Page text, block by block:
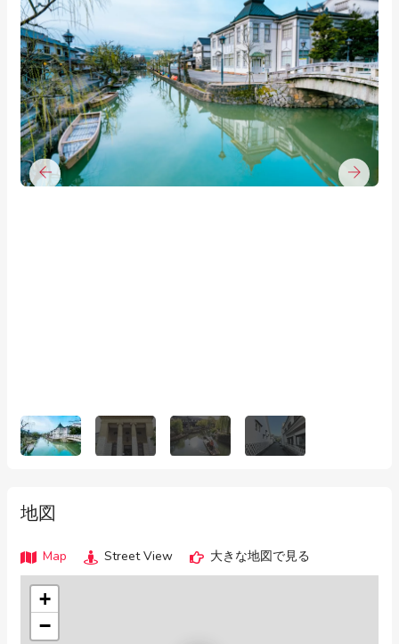
地図
Map Street View 大きな地図で見る
+
−